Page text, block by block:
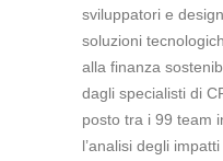
sviluppatori e
soluzioni
alla finanza
dagli specialisti di
posto tra i 99 team
l’analisi degli